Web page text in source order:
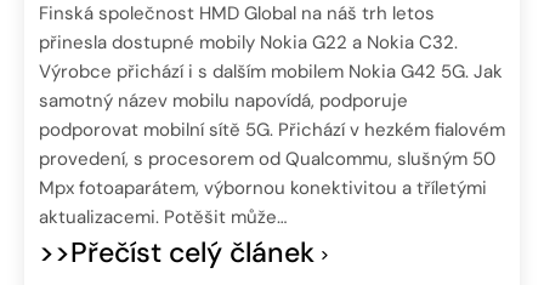
Finská společnost HMD Global na náš trh letos
přinesla dostupné mobily Nokia G22 a Nokia C32.
Výrobce přichází i s dalším mobilem Nokia G42 5G. Jak
samotný název mobilu napovídá, podporuje
podporovat mobilní sítě 5G. Přichází v hezkém fialovém
provedení, s procesorem od Qualcommu, slušným 50
Mpx fotoaparátem, výbornou konektivitou a tříletými
aktualizacemi. Potěšit může…
>>Přečíst celý článek